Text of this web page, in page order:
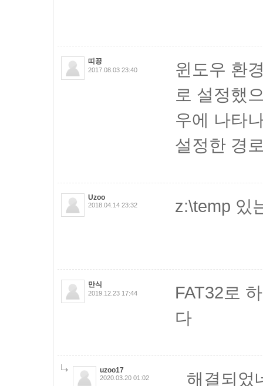
띠끙
2017.08.03 23:40
윈도우 환
로 설정했
우에 나타
설정한 경
Uzoo
2018.04.14 23:32 z:\temp 있
만식
2019.12.23 17:44
FAT32로
다
uzoo17
2020.03.20 01:02 해결되었